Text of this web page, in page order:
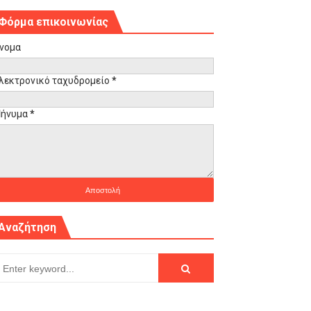
επικοινωνίας
ταχυδρομείο *
*